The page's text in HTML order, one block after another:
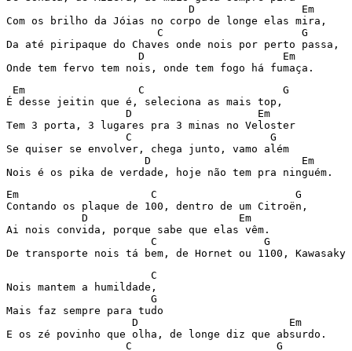
                             D                 Em
Com os brilho da Jóias no corpo de longe elas mira,
                        C                      G
Da até piripaque do Chaves onde nois por perto passa,
                     D                      Em
Em                  C                      G
É desse jeitin que é, seleciona as mais top,
                   D                    Em
Tem 3 porta, 3 lugares pra 3 minas no Veloster
                   C                      G
Se quiser se envolver, chega junto, vamo além
                      D                        Em
Em                     C                      G
Contando os plaque de 100, dentro de um Citroën,
            D                        Em
Ai nois convida, porque sabe que elas vêm.
C                 G
                       C
Nois mantem a humildade,
                       G
Mais faz sempre para tudo
                    D                        Em
E os zé povinho que olha, de longe diz que absurdo.
                   C                       G